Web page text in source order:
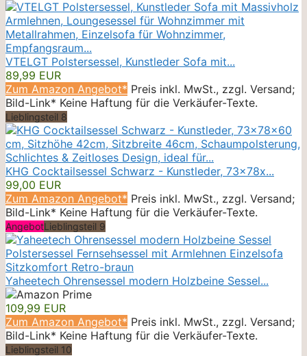
VTELGT Polstersessel, Kunstleder Sofa mit...
89,99 EUR
Zum Amazon Angebot* Preis inkl. MwSt., zzgl. Versand;
Bild-Link* Keine Haftung für die Verkäufer-Texte.
Lieblingsteil 8
KHG Cocktailsessel Schwarz - Kunstleder, 73x78x...
99,00 EUR
Zum Amazon Angebot* Preis inkl. MwSt., zzgl. Versand;
Bild-Link* Keine Haftung für die Verkäufer-Texte.
AngebotLieblingsteil 9
Yaheetech Ohrensessel modern Holzbeine Sessel...
109,99 EUR
Zum Amazon Angebot* Preis inkl. MwSt., zzgl. Versand;
Bild-Link* Keine Haftung für die Verkäufer-Texte.
Lieblingsteil 10